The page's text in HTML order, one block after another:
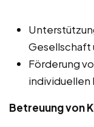
Gesellschaft
Förderung
individuellen
Betreuung von